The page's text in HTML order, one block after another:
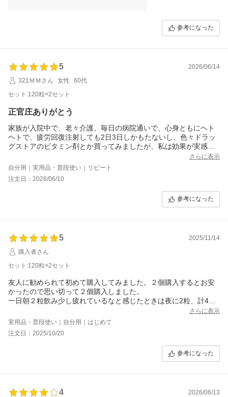
参考になった
5
2026/06/14
321ＭＭさん
女性
60代
セット:120粒×2セット
正官庄ありがとう
家族が入院中で、老々介護、毎日の病院通いで、心身ともにヘト
ヘトで、疲労回復注射しても2日3日しかもたないし、色々ドラッ
グストアのビタミン剤とか買ってみましたが、私は効果が実感で
きなくて、昔から高麗人蔘は良いと聞いていたので、ちょっとお
高いですが、体がもたないので、藁をも掴む思いで、飲んで、ま
だ4日 5日目位ですが、なんとか、力が湧いてくるような気がし
ます。
今疲れがピ－クなので、一日4粒飲んでます。体力がもどったら、
私にはちょっとお値段が高いので、1日3粒とか2粒にしてもいいか
さらに表示
自分用｜実用品・普段使い｜リピート
注文日：2026/06/10
参考になった
5
2025/11/14
購入者さん
セット:120粒×2セット
友人に勧められて初めて購入してみました。２個購入するとお安
かったので思い切って２個購入しました。
一日朝２粒飲み少し疲れているなと感じたときは夜に2粒、計4粒
飲み始めて感じたのは肌がスベスベになりびっくりしました。身
体の冷えも少し改善したように思います。お値段がよいので躊躇
していましたが購入してよかったです。
これからも続けて行こうと思っています。ありがとうございまし
さらに表示
実用品・普段使い｜自分用｜はじめて
注文日：2025/10/20
参考になった
4
2026/06/13